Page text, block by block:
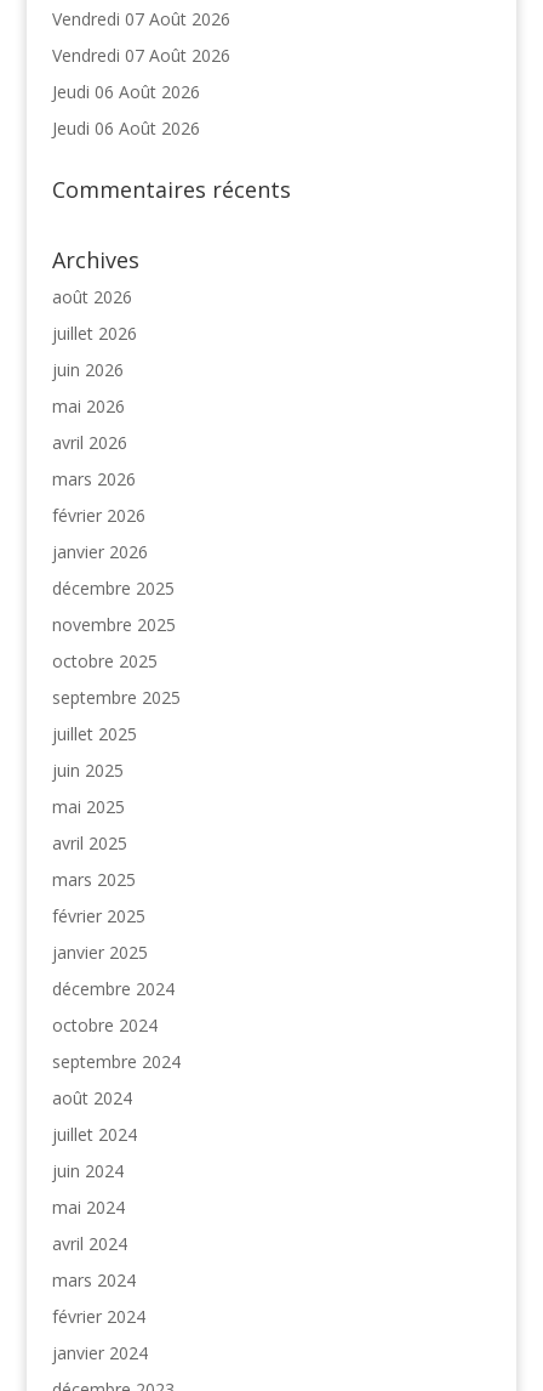
Vendredi 07 Août 2026
Vendredi 07 Août 2026
Jeudi 06 Août 2026
Jeudi 06 Août 2026
Commentaires récents
Archives
août 2026
juillet 2026
juin 2026
mai 2026
avril 2026
mars 2026
février 2026
janvier 2026
décembre 2025
novembre 2025
octobre 2025
septembre 2025
juillet 2025
juin 2025
mai 2025
avril 2025
mars 2025
février 2025
janvier 2025
décembre 2024
octobre 2024
septembre 2024
août 2024
juillet 2024
juin 2024
mai 2024
avril 2024
mars 2024
février 2024
janvier 2024